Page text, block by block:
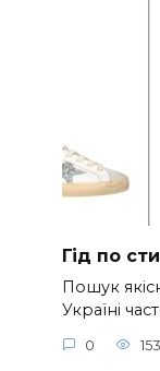
Гід по
Пошук
Україні
0 153